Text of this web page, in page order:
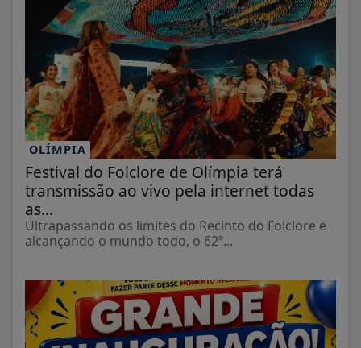
OLÍMPIA
Festival do Folclore de Olímpia terá
transmissão ao vivo pela internet todas
as...
Ultrapassando os limites do Recinto do Folclore e
alcançando o mundo todo, o 62º...